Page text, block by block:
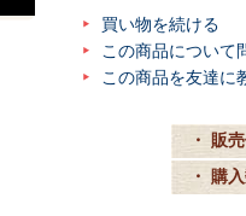
買い物を続ける
この商品について
この商品を友達に
・ 販
・ 購